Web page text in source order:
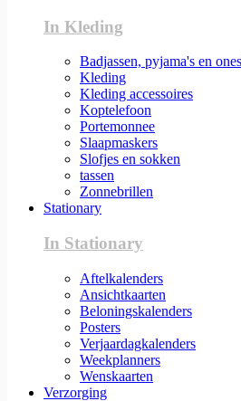
In Kleding
Badjassen, pyjama's en
Kleding
Kleding accessoires
Koptelefoon
Portemonnee
Slaapmaskers
Slofjes en sokken
tassen
Zonnebrillen
Stationary
In Stationary
Aftelkalenders
Ansichtkaarten
Beloningskalenders
Posters
Verjaardagkalenders
Weekplanners
Wenskaarten
Verzorging